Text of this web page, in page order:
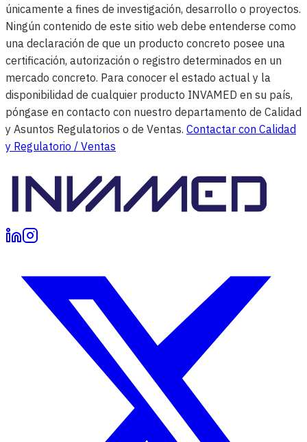
únicamente a fines de investigación, desarrollo o proyectos.
Ningún contenido de este sitio web debe entenderse como
una declaración de que un producto concreto posee una
certificación, autorización o registro determinados en un
mercado concreto. Para conocer el estado actual y la
disponibilidad de cualquier producto INVAMED en su país,
póngase en contacto con nuestro departamento de Calidad
y Asuntos Regulatorios o de Ventas. Contactar con Calidad
y Regulatorio / Ventas